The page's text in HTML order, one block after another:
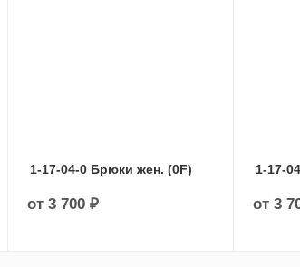
1-17-04-0 Брюки жен. (0F)
от3 700 ₽
1-17-
от 3